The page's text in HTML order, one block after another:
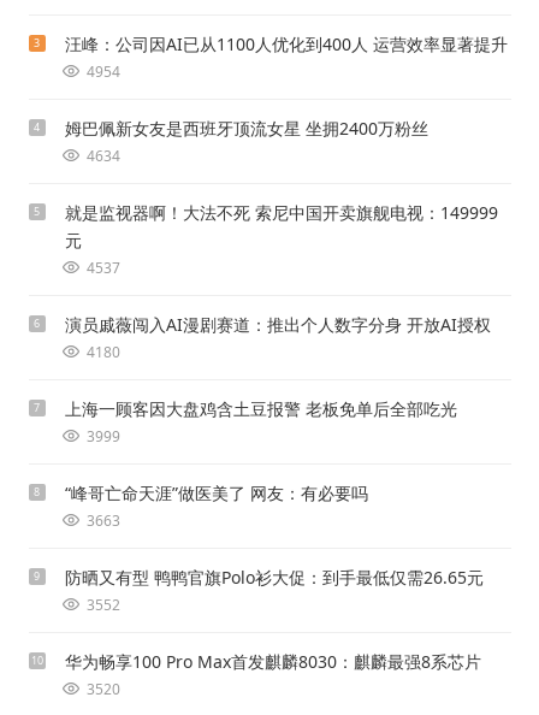
3 汪峰：公司因AI已从1100人优化到400人 运营效率显著提升
4954
4 姆巴佩新女友是西班牙顶流女星 坐拥2400万粉丝
4634
5
就是监视器啊！大法不死 索尼中国开卖旗舰电视：149999
元
4537
6 演员戚薇闯入AI漫剧赛道：推出个人数字分身 开放AI授权
4180
7 上海一顾客因大盘鸡含土豆报警 老板免单后全部吃光
3999
8 “峰哥亡命天涯”做医美了 网友：有必要吗
3663
9 防晒又有型 鸭鸭官旗Polo衫大促：到手最低仅需26.65元
3552
10 华为畅享100 Pro Max首发麒麟8030：麒麟最强8系芯片
3520